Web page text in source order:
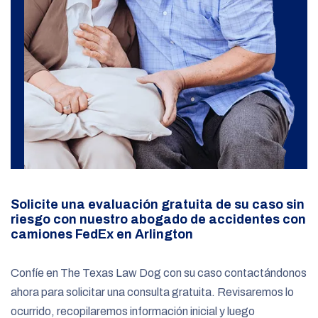
Solicite una evaluación gratuita de su caso sin
riesgo con nuestro abogado de accidentes con
camiones FedEx en Arlington
Confíe en The Texas Law Dog con su caso contactándonos
ahora para solicitar una consulta gratuita. Revisaremos lo
ocurrido, recopilaremos información inicial y luego